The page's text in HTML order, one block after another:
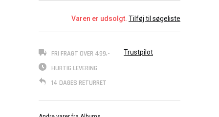
Varen er udsolgt. Tilføj til søgeliste
FRI FRAGT OVER 499,-
HURTIG LEVERING
14 DAGES RETURRET
Trustpilot